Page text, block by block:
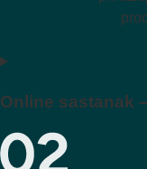
Online sastanak